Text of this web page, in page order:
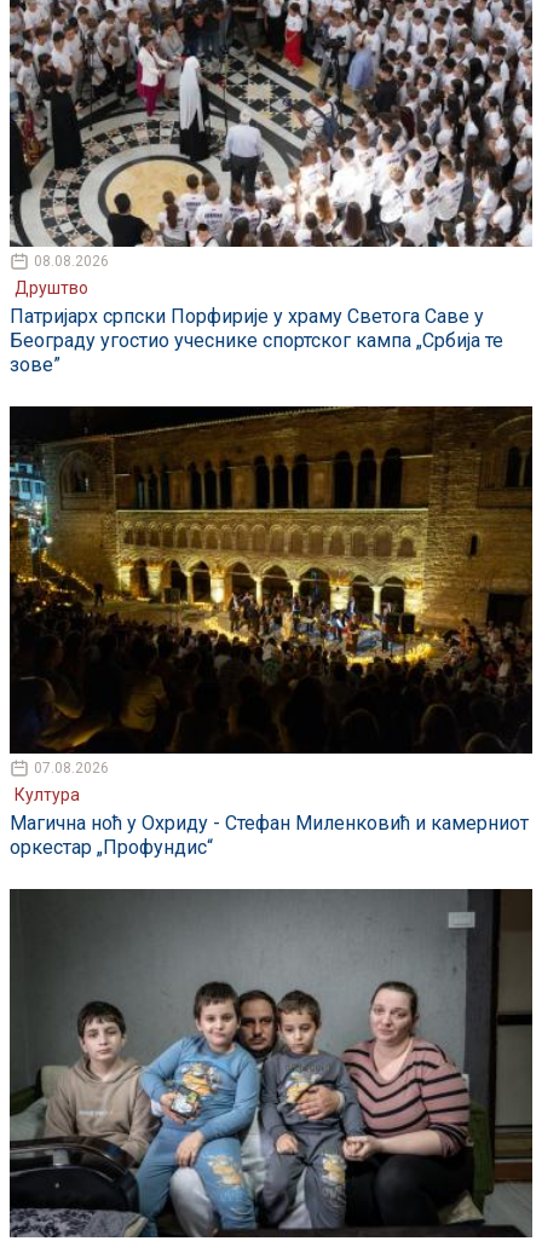
08.08.2026
Друштво
Патријарх српски Порфирије у храму Светога Саве у
Београду угостио учеснике спортског кампа „Србија те
зове”
07.08.2026
Култура
Магична ноћ у Охриду - Стефан Миленковић и камерниот
оркестар „Профундис“